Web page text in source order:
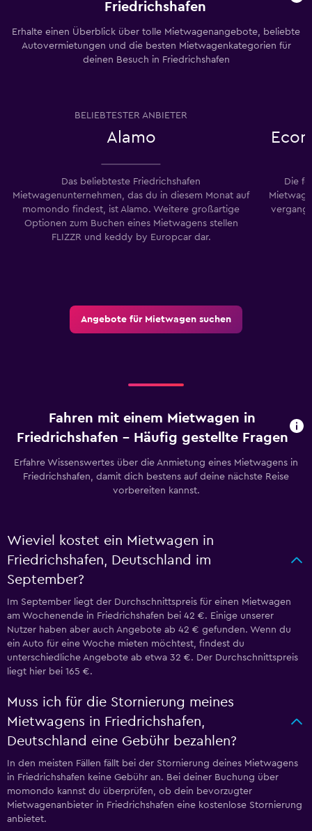
Friedrichshafen
Erhalte einen Überblick über tolle Mietwagenangebote, beliebte
Autovermietungen und die besten Mietwagenkategorien für
deinen Besuch in Friedrichshafen
BELIEBTESTER ANBIETER
Alamo
Das beliebteste Friedrichshafen
Mietwagenunternehmen, das du in diesem Monat auf
momondo findest, ist Alamo. Weitere großartige
Optionen zum Buchen eines Mietwagens stellen
FLIZZR und keddy by Europcar dar.
Die
Angebote für Mietwagen suchen
Fahren mit einem Mietwagen in
Friedrichshafen – Häufig gestellte Fragen
Erfahre Wissenswertes über die Anmietung eines Mietwagens in
Friedrichshafen, damit dich bestens auf deine nächste Reise
vorbereiten kannst.
Wieviel kostet ein Mietwagen in
Friedrichshafen, Deutschland im
September?
Im September liegt der Durchschnittspreis für einen Mietwagen
am Wochenende in Friedrichshafen bei 42 €. Einige unserer
Nutzer haben aber auch Angebote ab 42 € gefunden. Wenn du
ein Auto für eine Woche mieten möchtest, findest du
unterschiedliche Angebote ab etwa 32 €. Der Durchschnittspreis
liegt hier bei 165 €.
Muss ich für die Stornierung meines
Mietwagens in Friedrichshafen,
Deutschland eine Gebühr bezahlen?
In den meisten Fällen fällt bei der Stornierung deines Mietwagens
in Friedrichshafen keine Gebühr an. Bei deiner Buchung über
momondo kannst du überprüfen, ob dein bevorzugter
Mietwagenanbieter in Friedrichshafen eine kostenlose Stornierung
anbietet.